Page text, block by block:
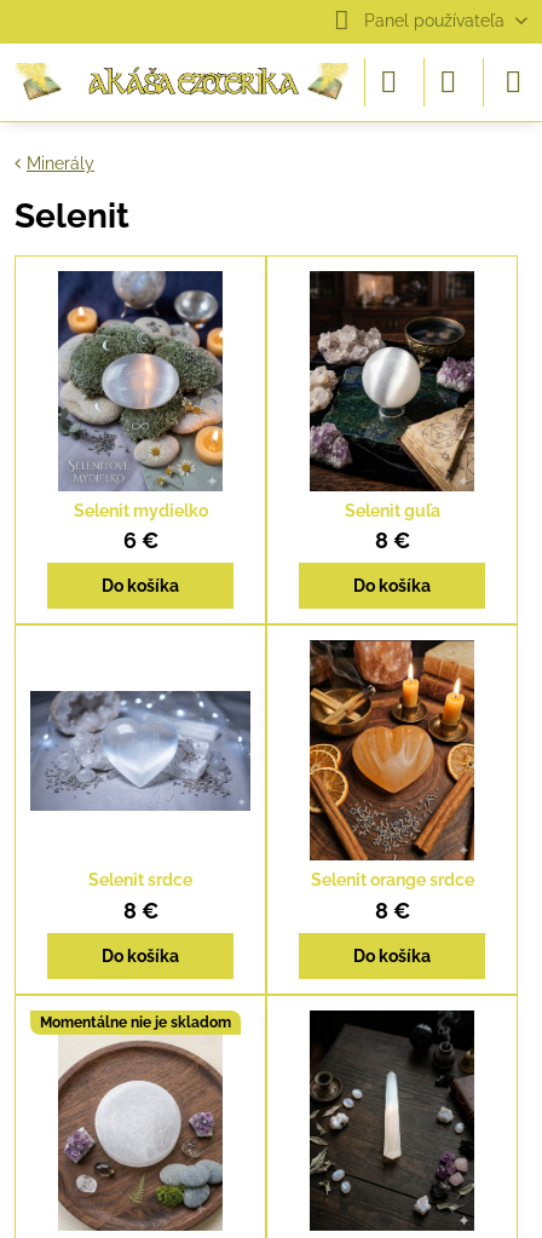
Panel používateľa
Minerály
Selenit
Selenit mydielko
6 €
Do košíka
Selenit guľa
8 €
Do košíka
Selenit srdce
8 €
Do košíka
Selenit orange srdce
8 €
Do košíka
Momentálne nie je skladom